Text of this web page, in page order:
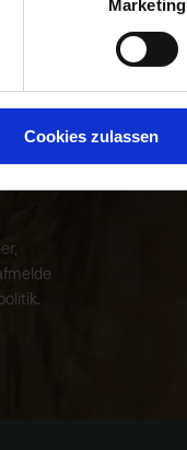
Marketing
Cookies zulassen